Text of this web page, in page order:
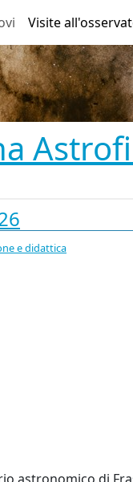
Visite
e didattica